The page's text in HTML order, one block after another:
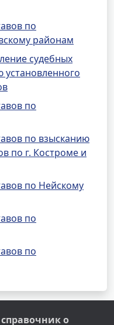
по
районам
судебных
по
по взысканию
по г. Костроме и
по Нейскому
по
по
о